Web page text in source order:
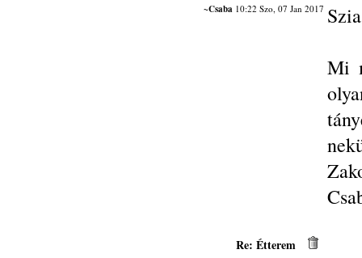
~Csaba10:22 Szo, 07 Jan 2017
Mi
Re: Étterem